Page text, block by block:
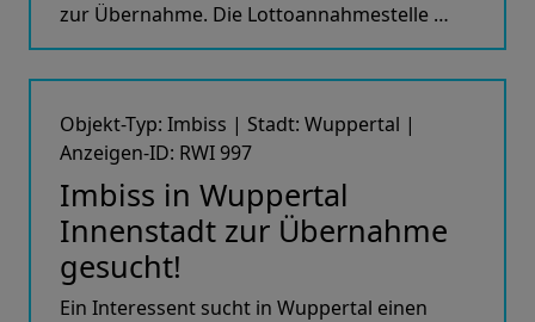
zur Übernahme. Die Lottoannahmestelle …
Objekt-Typ: Imbiss | Stadt: Wuppertal |
Anzeigen-ID: RWI 997
Imbiss in Wuppertal
Innenstadt zur Übernahme
gesucht!
Ein Interessent sucht in Wuppertal einen